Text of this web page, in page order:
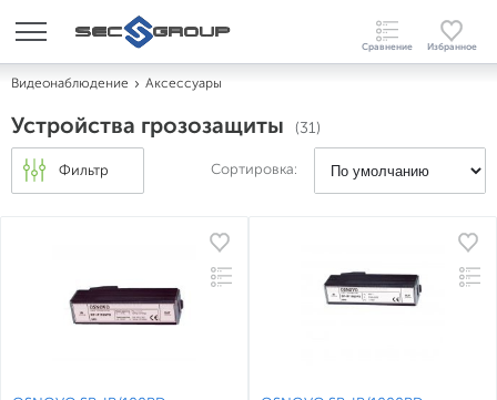
Видеонаблюдение Аксессуары
Устройства грозозащиты (31)
Фильтр Сортировка: